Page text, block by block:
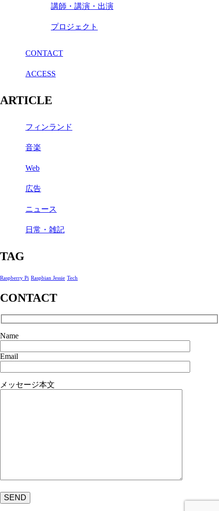
講師・講演・出演
プロジェクト
CONTACT
ACCESS
ARTICLE
フィンランド
音楽
Web
広告
ニュース
日常・雑記
TAG
Raspberry Pi Raspbian Jessie Tech
CONTACT
Name
Email
メッセージ本文
の
フ